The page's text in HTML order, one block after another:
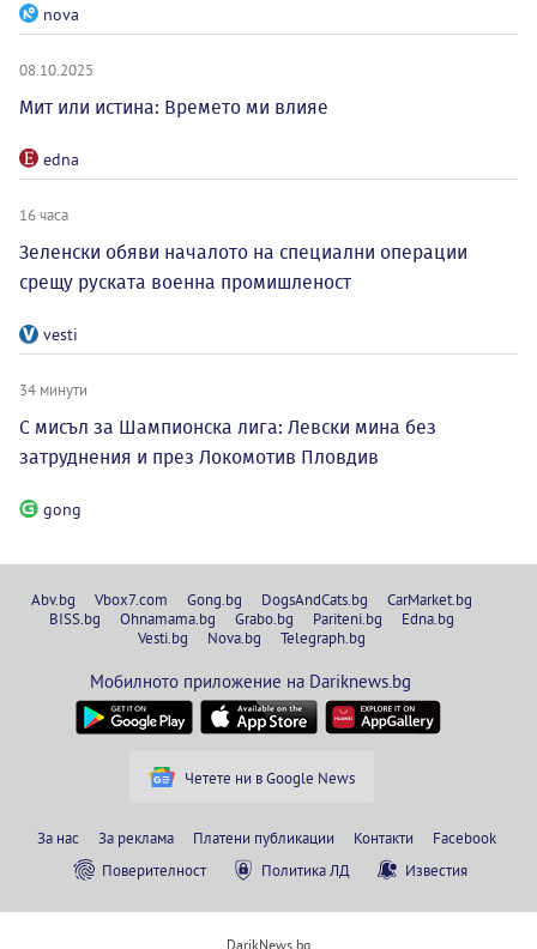
nova
08.10.2025
Мит или истина: Времето ми влияе
edna
16 часа
Зеленски обяви началото на специални операции
срещу руската военна промишленост
vesti
34 минути
С мисъл за Шампионска лига: Левски мина без
затруднения и през Локомотив Пловдив
gong
Abv.bg Vbox7.com Gong.bg DogsAndCats.bg
CarMarket.bg
BISS.bg
Ohnamama.bg Grabo.bg Pariteni.bg
Edna.bg
Vesti.bg
Nova.bg Telegraph.bg
Мобилното приложение на Dariknews.bg
Четете ни в Google News
За нас За реклама Платени публикации Контакти
Facebook
Поверителност
Политика ЛД Известия
DarikNews.bg